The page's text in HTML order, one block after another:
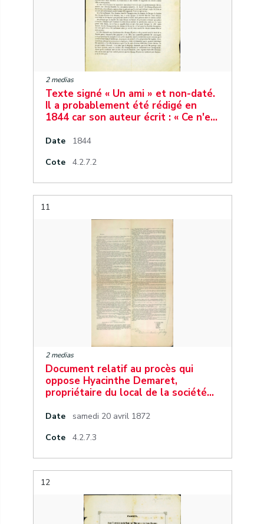
2 medias
Texte signé « Un ami » et non-daté.
Il a probablement été rédigé en
1844 car son auteur écrit : « Ce n'e…
Date
1844
Cote
4.2.7.2
11
2 medias
Document relatif au procès qui
oppose Hyacinthe Demaret,
propriétaire du local de la société…
Date
samedi 20 avril 1872
Cote
4.2.7.3
12